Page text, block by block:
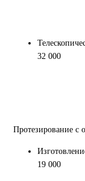
32 000
Протезирование с
19 000